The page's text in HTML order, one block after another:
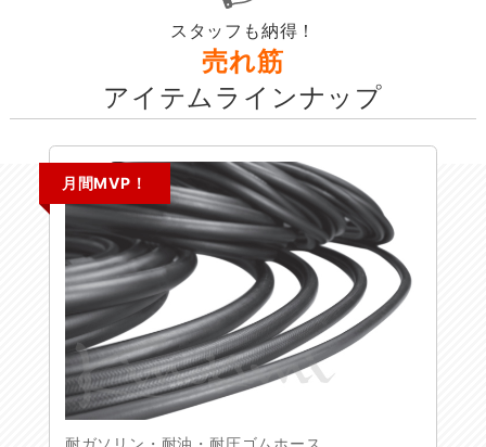
スタッフも納得！
売れ筋
アイテムラインナップ
月間MVP！
耐ガソリン・耐油・耐圧ゴムホース